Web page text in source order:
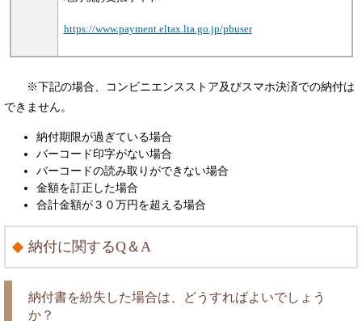
https://www.payment.eltax.lta.go.jp/pbuser
※下記の場合、コンビニエンスストア及びスマホ決済での納付は
できません。
納付期限が過ぎている場合
バーコード印字がない場合
バーコードの読み取りができない場合
金額を訂正した場合
合計金額が３０万円を超える場合
納付に関するQ＆A
納付書を紛失した場合は、どうすればよいでしょう
か？